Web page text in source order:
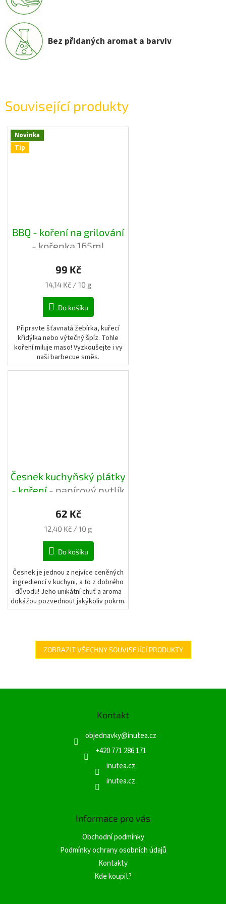
Související produkty
Novinka
Tip
BBQ - koření na grilování
- kořenka 165ml
99 Kč
Měrná
14,14 Kč / 10 g
Do košíku
Připravte šťavnatá žebírka, kuřecí
křidýlka nebo výtečný špíz. Tohle
koření miluje maso! Vyzkoušejte i vy
naši barbecue směs.
Česnek kuchyňský plátky
- koření- papírový pytlík
62 Kč
Měrná
12,40 Kč / 10 g
Do košíku
Česnek je jednou z nejvíce ceněných
ingrediencí v kuchyni, a to z dobrého
důvodu! Jeho unikátní chuť a aroma
dokážou pozvednout jakýkoliv pokrm.
ZOBRAZIT VŠECHNY SOUVISEJÍCÍ PRODUKTY
Bez přidaných aromat a barviv
Kontakt
objednavky@inutea.cz
+420 771 286 171
inutea.cz
inutea.cz
Informace pro vás
Obchodní podmínky
Podmínky ochrany osobních údajů
Kontakty
Kde koupit?